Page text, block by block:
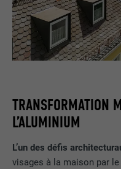
TRANSFORMATION
L’ALUMINIUM
L’un des défis
visages à la maison par